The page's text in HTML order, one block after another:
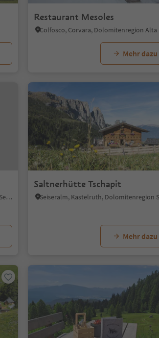
Restaurant Mesoles
Mehr dazu
Seiseralm, Kastelruth, Dolomitenregion Seiser Alm
Saltnerhütte Tschapit
Mehr dazu